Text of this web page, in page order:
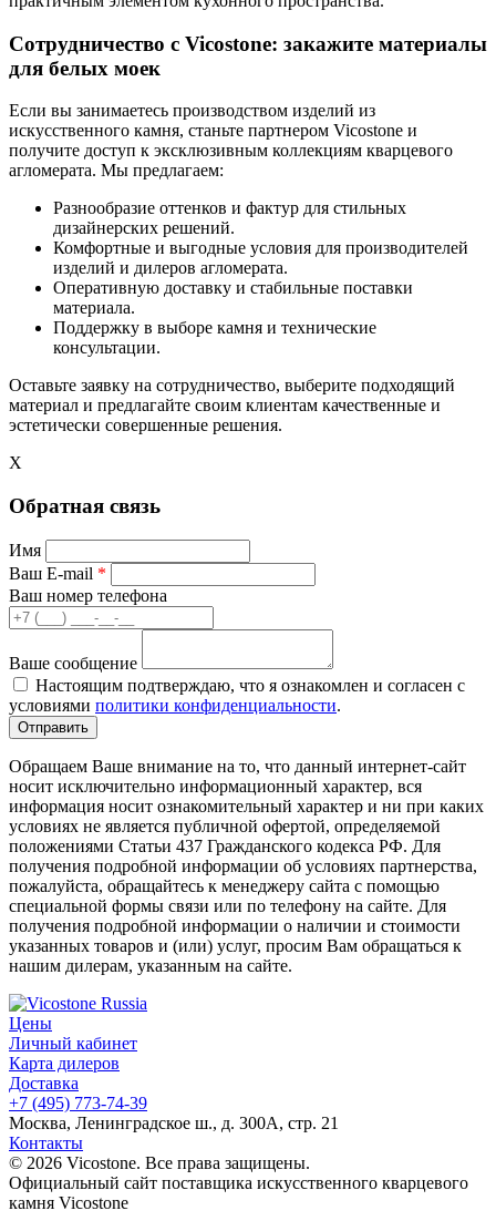
Сотрудничество с Vicostone: закажите материалы
для белых моек
Если вы занимаетесь производством изделий из
искусственного камня, станьте партнером Vicostone и
получите доступ к эксклюзивным коллекциям кварцевого
агломерата. Мы предлагаем:
Разнообразие оттенков и фактур для стильных
дизайнерских решений.
Комфортные и выгодные условия для производителей
изделий и дилеров агломерата.
Оперативную доставку и стабильные поставки
материала.
Поддержку в выборе камня и технические
консультации.
Оставьте заявку на сотрудничество, выберите подходящий
материал и предлагайте своим клиентам качественные и
эстетически совершенные решения.
X
Обратная связь
Имя
Ваш E-mail *
Ваш номер телефона
Ваше сообщение
Настоящим подтверждаю, что я ознакомлен и согласен с
условиями политики конфиденциальности.
Обращаем Ваше внимание на то, что данный интернет-сайт
носит исключительно информационный характер, вся
информация носит ознакомительный характер и ни при каких
условиях не является публичной офертой, определяемой
положениями Статьи 437 Гражданского кодекса РФ. Для
получения подробной информации об условиях партнерства,
пожалуйста, обращайтесь к менеджеру сайта с помощью
специальной формы связи или по телефону на сайте. Для
получения подробной информации о наличии и стоимости
указанных товаров и (или) услуг, просим Вам обращаться к
нашим дилерам, указанным на сайте.
Цены
Личный кабинет
Карта дилеров
Доставка
+7 (495) 773-74-39
Москва, Ленинградское ш., д. 300А, стр. 21
Контакты
© 2026 Vicostone. Все права защищены.
Официальный сайт поставщика искусственного кварцевого
камня Vicostone